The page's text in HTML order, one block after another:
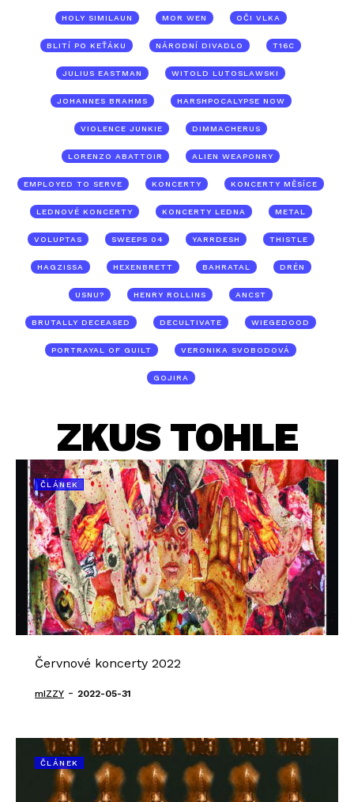
HOLY SIMILAUN MOR WEN OČI VLKA
BLITÍ PO KEŤÁKU NÁRODNÍ DIVADLO T16C
JULIUS EASTMAN WITOLD LUTOSLAWSKI
JOHANNES BRAHMS HARSHPOCALYPSE NOW
VIOLENCE JUNKIE DIMMACHERUS
LORENZO ABATTOIR ALIEN WEAPONRY
EMPLOYED TO SERVE KONCERTY KONCERTY MĚSÍCE
LEDNOVÉ KONCERTY KONCERTY LEDNA METAL
VOLUPTAS SWEEPS 04 YARRDESH THISTLE
HAGZISSA HEXENBRETT BAHRATAL DRÉN
USNU? HENRY ROLLINS ANCST
BRUTALLY DECEASED DECULTIVATE WIEGEDOOD
PORTRAYAL OF GUILT VERONIKA SVOBODOVÁ
GOJIRA
ZKUS TOHLE
ČLÁNEK
Červnové koncerty 2022
mIZZY - 2022-05-31
ČLÁNEK